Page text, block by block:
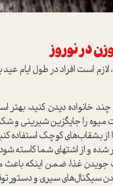
در نوروز
است افراد در طول ایام
خانواده دیدن کنید، بهتر
را جایگزین شیرینی و
بشقاب‌های کوچک استفاده
و از اشتهای شما کاسته
جویدن غذا، ضمن اینکه
سیگنال‌های سیری و دستور